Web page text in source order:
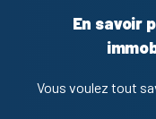
En savoir
Vous voulez tout